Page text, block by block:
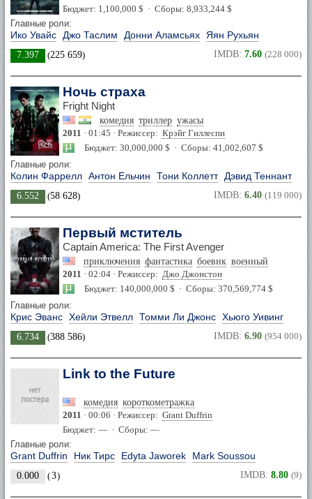
Бюджет: 1,100,000 $ · Сборы: 8,933,244 $
Главные роли:
Ико Увайс Джо Таслим Донни Аламсьях Яян Рухьян
7.397 (225 659) IMDB: 7.60 (228 000)
Ночь страха
Fright Night
комедия триллер ужасы
2011 · 01:45 · Режиссер: Крэйг Гиллеспи
Бюджет: 30,000,000 $ · Сборы: 41,002,607 $
Главные роли:
Колин Фаррелл Антон Ельчин Тони Коллетт Дэвид Теннант
6.552 (58 628) IMDB: 6.40 (119 000)
Первый мститель
Captain America: The First Avenger
приключения фантастика боевик военный
2011 · 02:04 · Режиссер: Джо Джонстон
Бюджет: 140,000,000 $ · Сборы: 370,569,774 $
Главные роли:
Крис Эванс Хейли Этвелл Томми Ли Джонс Хьюго Уивинг
6.734 (388 586) IMDB: 6.90 (954 000)
Link to the Future
комедия короткометражка
2011 · 00:06 · Режиссер: Grant Duffrin
Бюджет: — · Сборы: —
Главные роли:
Grant Duffrin Ник Тирс Edyta Jaworek Mark Soussou
0.000 (3) IMDB: 8.80 (9)